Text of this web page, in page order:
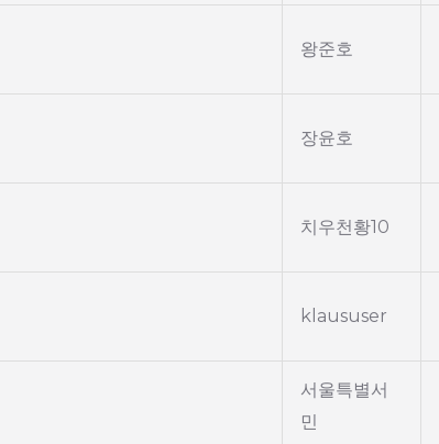
왕준호
장윤호
치우천황10
klaususer
서울특별서
민